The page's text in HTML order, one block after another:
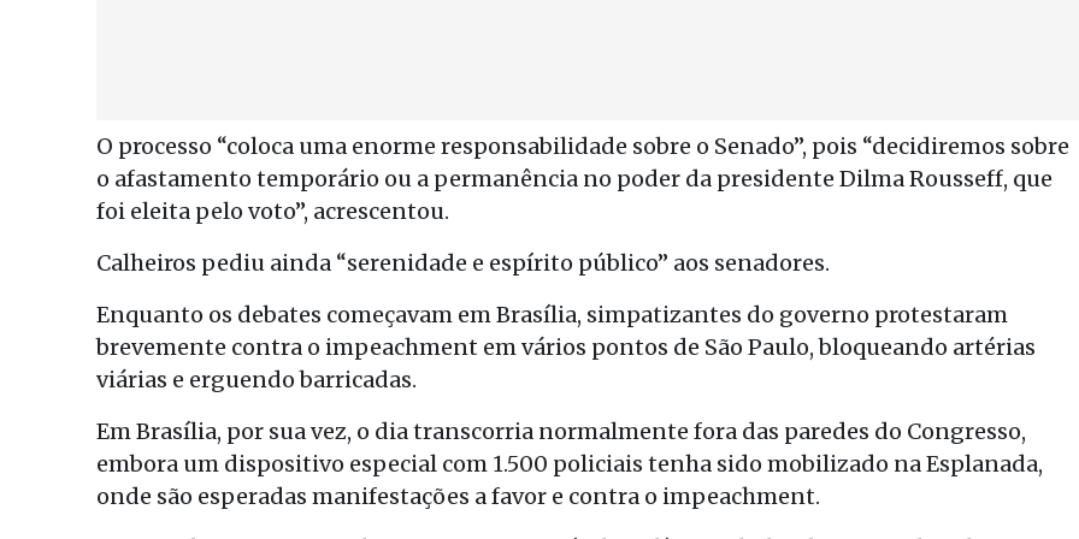
O processo “coloca uma enorme responsabilidade sobre o Senado”, pois “decidiremos sobre
o afastamento temporário ou a permanência no poder da presidente Dilma Rousseff, que
foi eleita pelo voto”, acrescentou.
Calheiros pediu ainda “serenidade e espírito público” aos senadores.
Enquanto os debates começavam em Brasília, simpatizantes do governo protestaram
brevemente contra o impeachment em vários pontos de São Paulo, bloqueando artérias
viárias e erguendo barricadas.
Em Brasília, por sua vez, o dia transcorria normalmente fora das paredes do Congresso,
embora um dispositivo especial com 1.500 policiais tenha sido mobilizado na Esplanada,
onde são esperadas manifestações a favor e contra o impeachment.